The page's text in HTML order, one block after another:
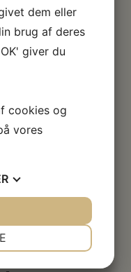
2013 IPO3
Alteana
3. år i træk / [...]
har bestået ZTP
ZTP i Gr.
dem eller
brug af deres
giver du
cookies og
vores